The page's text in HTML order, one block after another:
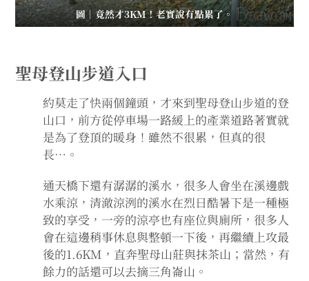
圖｜竟然才3KM！老實說有點累了。
聖母登山步道入口
約莫走了快兩個鐘頭，才來到聖母登山步道的登
山口，前方從停車場一路緩上的產業道路著實就
是為了登頂的暖身！雖然不很累，但真的很
長…。
通天橋下還有潺潺的溪水，很多人會坐在溪邊戲
水乘涼，清澈涼洌的溪水在烈日酷暑下是一種極
致的享受，一旁的涼亭也有座位與廁所，很多人
會在這邊稍事休息與整頓一下後，再繼續上攻最
後的1.6KM，直奔聖母山莊與抹茶山；當然，有
餘力的話還可以去摘三角崙山。